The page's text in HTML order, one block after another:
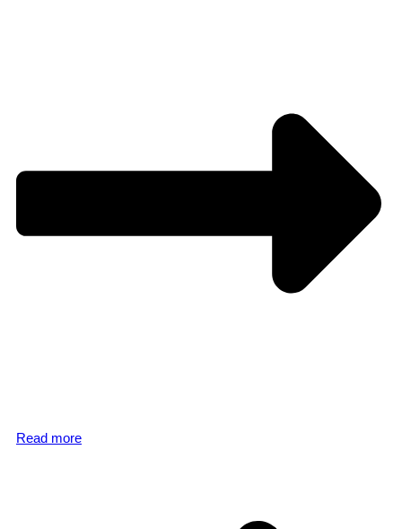
Read more